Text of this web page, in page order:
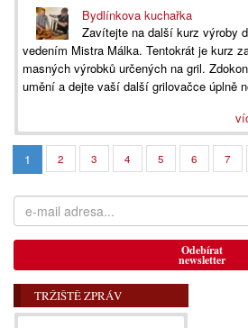
Bydlínkova kuchařka
Zavítejte na další kurz výroby
vedením Mistra Málka. Tentokrát je kurz
masných výrobků určených na gril.
umění a dejte vaší další grilovačce úplně
1 2 3 4 5 6 7
Odebírat
newsletter
TRŽIŠTĚ ZPRÁV